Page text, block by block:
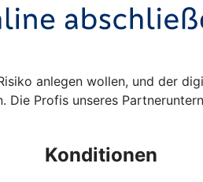
anlegen wollen, und der
Profis unseres
Konditionen